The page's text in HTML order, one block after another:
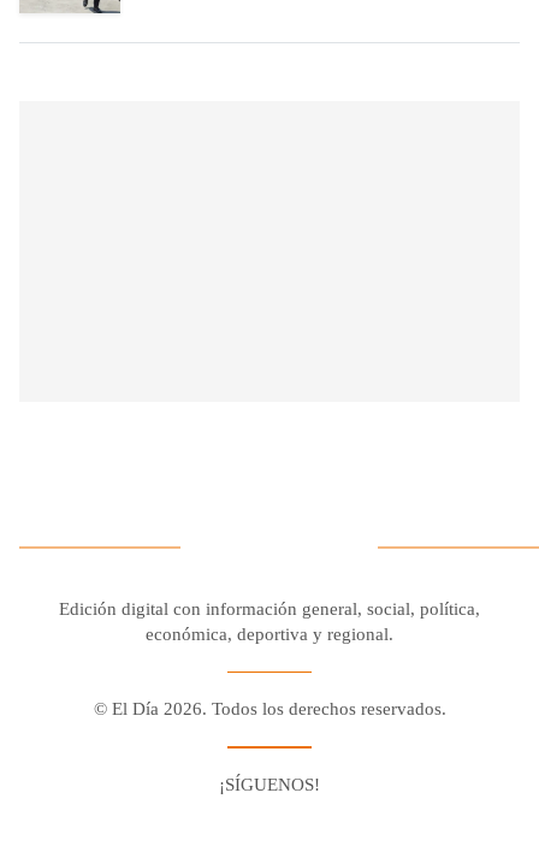
Edición digital con información general, social, política,
económica, deportiva y regional.
© El Día 2026. Todos los derechos reservados.
¡SÍGUENOS!